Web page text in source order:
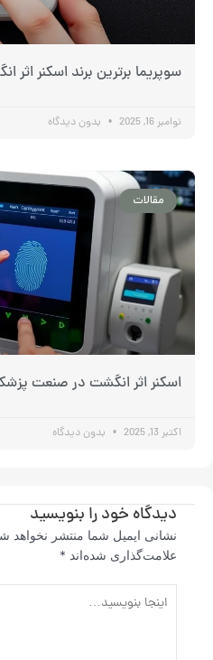
سوپریما برترین برند اسکنر اثر
نوامبر 16, 2025 بدون دیدگاه
مقالات
اسکنر اثر انگشت در صنعت
اکتبر 13, 2025 بدون دیدگاه
دیدگاه‌ خود را بنویسید
نشانی ایمیل شما منتشر نخواهد
علامت‌گذاری شده‌اند *
بنویسید…